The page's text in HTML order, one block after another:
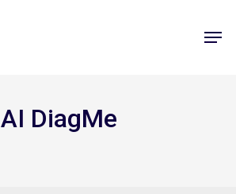
AI DiagMe